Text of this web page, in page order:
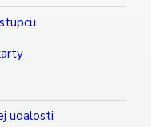
udalosti